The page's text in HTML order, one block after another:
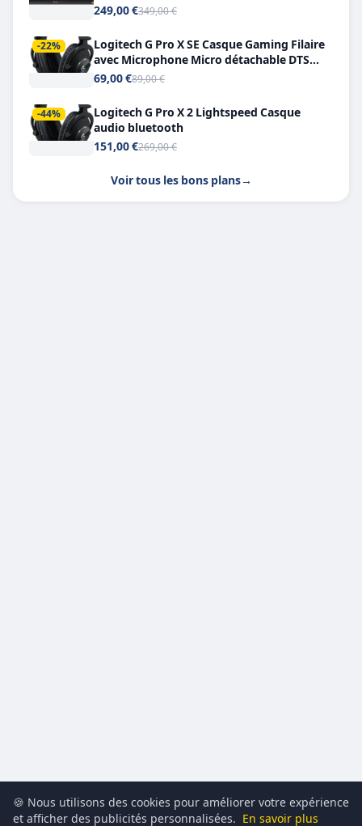
249,00 €349,00 €
-22%
Logitech G Pro X SE Casque Gaming Filaire
avec Microphone Micro détachable DTS
Headphone X 7.1
69,00 €89,00 €
-44%
Logitech G Pro X 2 Lightspeed Casque
audio bluetooth
151,00 €269,00 €
Voir tous les bons plans→
🍪 Nous utilisons des cookies pour améliorer votre expérience
et afficher des publicités personnalisées. En savoir plus